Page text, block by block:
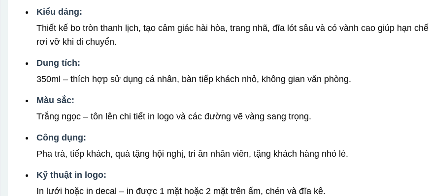
Kiểu dáng:
Thiết kế bo tròn thanh lịch, tạo cảm giác hài hòa, trang nhã, đĩa lót sâu và có vành cao giúp hạn chế
rơi vỡ khi di chuyển.
Dung tích:
350ml – thích hợp sử dụng cá nhân, bàn tiếp khách nhỏ, không gian văn phòng.
Màu sắc:
Trắng ngọc – tôn lên chi tiết in logo và các đường vẽ vàng sang trọng.
Công dụng:
Pha trà, tiếp khách, quà tặng hội nghị, tri ân nhân viên, tặng khách hàng nhỏ lẻ.
Kỹ thuật in logo:
In lưới hoặc in decal – in được 1 mặt hoặc 2 mặt trên ấm, chén và đĩa kê.